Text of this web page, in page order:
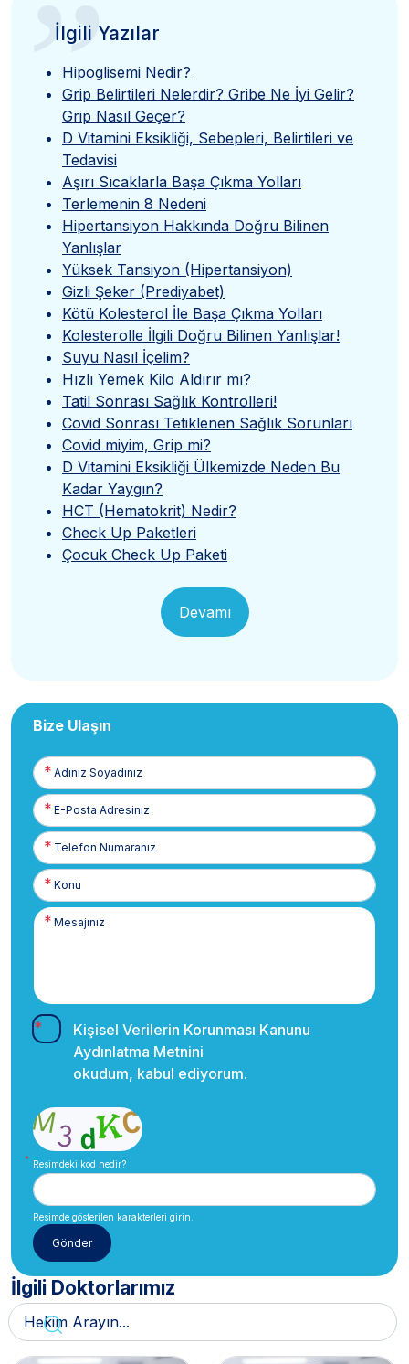
”
İlgili Yazılar
Hipoglisemi Nedir?
Grip Belirtileri Nelerdir? Gribe Ne İyi Gelir?
Grip Nasıl Geçer?
D Vitamini Eksikliği, Sebepleri, Belirtileri ve
Tedavisi
Aşırı Sıcaklarla Başa Çıkma Yolları
Terlemenin 8 Nedeni
Hipertansiyon Hakkında Doğru Bilinen
Yanlışlar
Yüksek Tansiyon (Hipertansiyon)
Gizli Şeker (Prediyabet)
Kötü Kolesterol İle Başa Çıkma Yolları
Kolesterolle İlgili Doğru Bilinen Yanlışlar!
Suyu Nasıl İçelim?
Hızlı Yemek Kilo Aldırır mı?
Tatil Sonrası Sağlık Kontrolleri!
Covid Sonrası Tetiklenen Sağlık Sorunları
Covid miyim, Grip mi?
D Vitamini Eksikliği Ülkemizde Neden Bu
Kadar Yaygın?
HCT (Hematokrit) Nedir?
Check Up Paketleri
Çocuk Check Up Paketi
Devamı
Bize Ulaşın
Adınız
Soyadınız
E-
Posta
Telefon
Numaranız
Kişisel Verilerin Korunması Kanunu
Aydınlatma Metnini
okudum, kabul ediyorum.
Resimdeki kod nedir?
Resimde gösterilen karakterleri girin.
İlgili Doktorlarımız